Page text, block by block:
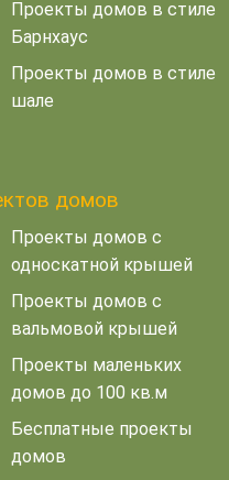
Проекты домов в стиле
Барнхаус
Проекты домов в стиле
шале
домов
Проекты домов с
односкатной крышей
Проекты домов с
вальмовой крышей
Проекты маленьких
домов до 100 кв.м
Бесплатные проекты
домов